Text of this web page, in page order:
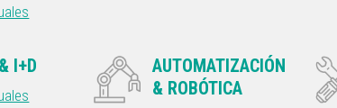
I+D
AUTOMATIZACIÓN
& ROBÓTICA